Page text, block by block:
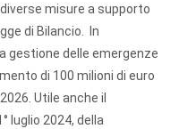
misure a supporto
di Bilancio. In
gestione delle emergenze
di 100 milioni di euro
Utile anche il
luglio 2024, della